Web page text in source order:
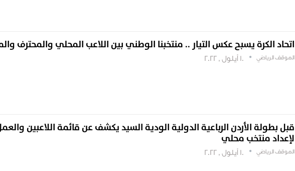
اتحاد الكرة يسبح عكس التيار .. منتخبنا الوطني بين اللاعب المحلي والمحترف
الموقف الرياضي 10 أيلول , 2022
قبل بطولة الأردن الرباعية الدولية الودية السيد يكشف عن قائمة اللاعبين
لإعداد منتخب محلي
الموقف الرياضي 10 أيلول , 2022